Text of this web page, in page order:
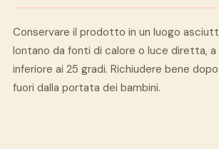
Conservare il prodotto in un luogo
lontano da fonti di calore o luce diretta,
inferiore ai 25 gradi. Richiudere bene
fuori dalla portata dei bambini.